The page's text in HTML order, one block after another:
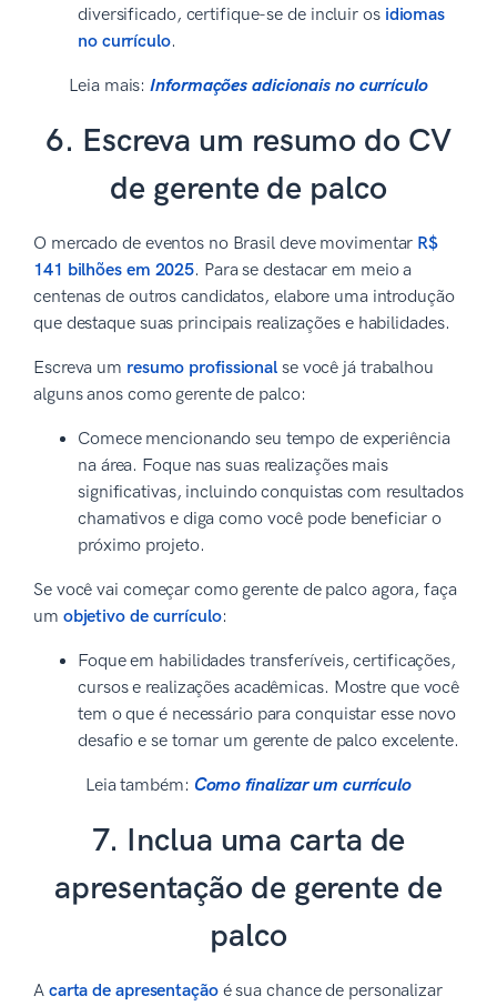
diversificado, certifique-se de incluir os idiomas
no currículo.
Leia mais:Informações adicionais no currículo
6. Escreva um resumo do CV
de gerente de palco
O mercado de eventos no Brasil deve movimentar R$
141 bilhões em 2025. Para se destacar em meio a
centenas de outros candidatos, elabore uma introdução
que destaque suas principais realizações e habilidades.
Escreva um resumo profissional se você já trabalhou
alguns anos como gerente de palco:
Comece mencionando seu tempo de experiência
na área. Foque nas suas realizações mais
significativas, incluindo conquistas com resultados
chamativos e diga como você pode beneficiar o
próximo projeto.
Se você vai começar como gerente de palco agora, faça
um objetivo de currículo:
Foque em habilidades transferíveis, certificações,
cursos e realizações acadêmicas. Mostre que você
tem o que é necessário para conquistar esse novo
desafio e se tornar um gerente de palco excelente.
Leia também: Como finalizar um currículo
7. Inclua uma carta de
apresentação de gerente de
palco
A carta de apresentaçãoé sua chance de personalizar